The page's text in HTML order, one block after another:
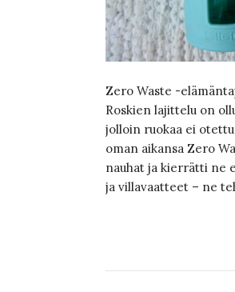
Zero Waste -
Roskien lajittelu on
jolloin ruokaa ei
oman aikansa Zero
nauhat ja kierrätti ne
ja villavaatteet – ne